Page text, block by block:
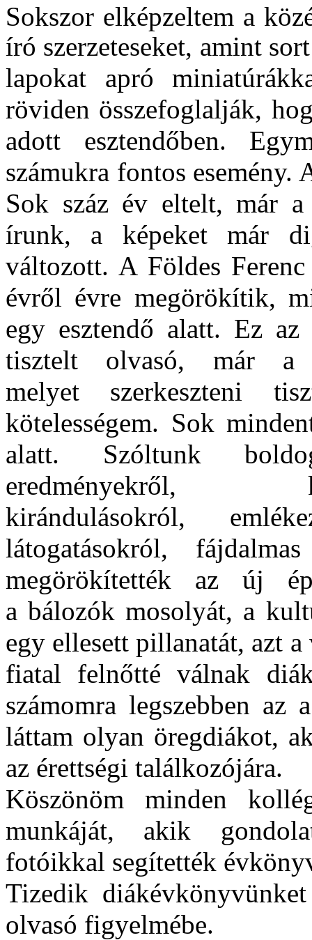
Sokszor elképzeltem a
író szerzeteseket, amint
lapokat apró
röviden összefoglalják,
adott esztendőben.
számukra fontos
Sok száz év eltelt, már a
írunk, a képeket már
változott. A Földes
évről évre megörökítik,
egy esztendő alatt. Ez
tisztelt olvasó, már a
melyet szerkeszteni
kötelességem. Sok
alatt. Szóltunk
eredményekről,
kirándulásokról,
látogatásokról,
megörökítették az új
a bálozók mosolyát, a
egy ellesett pillanatát, azt
fiatal felnőtté válnak
számomra legszebben
láttam olyan öregdiákot,
az érettségi találkozójára.
Köszönöm minden
munkáját, akik
fotóikkal segítették
Tizedik
olvasó figyelmébe.